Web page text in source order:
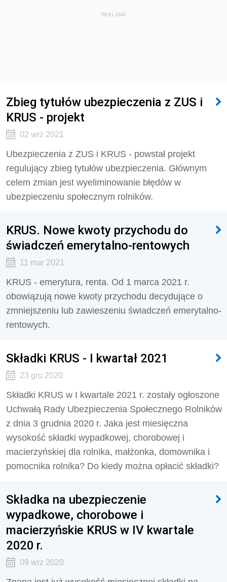
REKLAMA
Zbieg tytułów ubezpieczenia z ZUS i
KRUS - projekt
02 wrz 2021
Ubezpieczenia z ZUS i KRUS - powstał projekt
regulujący zbieg tytułów ubezpieczenia. Głównym
celem zmian jest wyeliminowanie błędów w
ubezpieczeniu społecznym rolników.
KRUS. Nowe kwoty przychodu do
świadczeń emerytalno-rentowych
11 mar 2021
KRUS - emerytura, renta. Od 1 marca 2021 r.
obowiązują nowe kwoty przychodu decydujące o
zmniejszeniu lub zawieszeniu świadczeń emerytalno-
rentowych.
Składki KRUS - I kwartał 2021
23 gru 2020
Składki KRUS w I kwartale 2021 r. zostały ogłoszone
Uchwałą Rady Ubezpieczenia Społecznego Rolników
z dnia 3 grudnia 2020 r. Jaka jest miesięczna
wysokość składki wypadkowej, chorobowej i
macierzyńskiej dla rolnika, małżonka, domownika i
pomocnika rolnika? Do kiedy można opłacić składki?
Składka na ubezpieczenie
wypadkowe, chorobowe i
macierzyńskie KRUS w IV kwartale
2020 r.
09 wrz 2020